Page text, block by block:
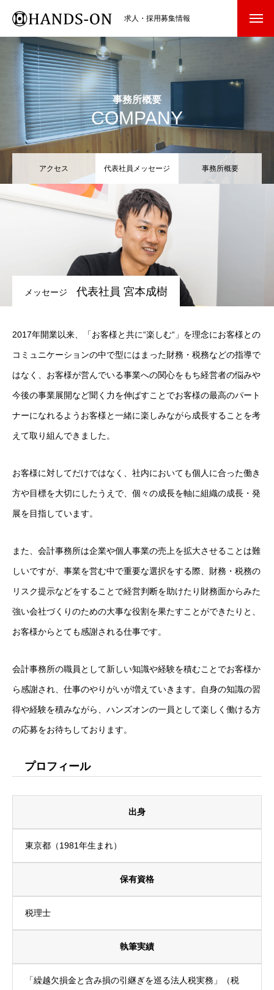
求人・採用募集情報
事務所概要
COMPANY
アクセス 代表社員メッセージ 事務所概要
メッセージ 代表社員 宮本成樹
2017年開業以来、「お客様と共に“楽しむ“」を理念にお客様との
コミュニケーションの中で型にはまった財務・税務などの指導で
はなく、お客様が営んでいる事業への関心をもち経営者の悩みや
今後の事業展開など聞く力を伸ばすことでお客様の最高のパート
ナーになれるようお客様と一緒に楽しみながら成長することを考
えて取り組んできました。
お客様に対してだけではなく、社内においても個人に合った働き
方や目標を大切にしたうえで、個々の成長を軸に組織の成長・発
展を目指しています。
また、会計事務所は企業や個人事業の売上を拡大させることは難
しいですが、事業を営む中で重要な選択をする際、財務・税務の
リスク提示などをすることで経営判断を助けたり財務面からみた
強い会社づくりのための大事な役割を果たすことができたりと、
お客様からとても感謝される仕事です。
会計事務所の職員として新しい知識や経験を積むことでお客様か
ら感謝され、仕事のやりがいが増えていきます。自身の知識の習
得や経験を積みながら、ハンズオンの一員として楽しく働ける方
の応募をお待ちしております。
プロフィール
出身
東京都（1981年生まれ）
保有資格
税理士
執筆実績
「繰越欠損金と含み損の引継ぎを巡る法人税実務」（税